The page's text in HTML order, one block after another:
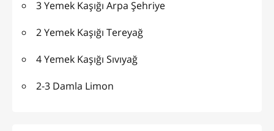
3 Yemek Kaşığı Arpa Şehriye
2 Yemek Kaşığı Tereyağ
4 Yemek Kaşığı Sıvıyağ
2-3 Damla Limon